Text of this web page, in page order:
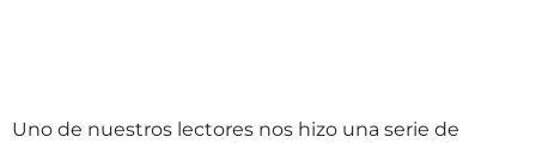
Uno de nuestros lectores nos hizo una serie de